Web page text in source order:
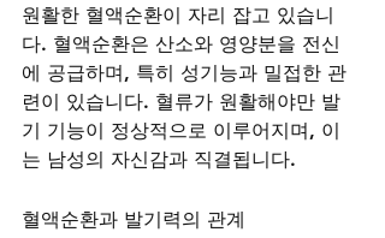
원활한 혈액순환이 자리 잡고 있습니
다. 혈액순환은 산소와 영양분을 전신
에 공급하며, 특히 성기능과 밀접한 관
련이 있습니다. 혈류가 원활해야만 발
기 기능이 정상적으로 이루어지며, 이
는 남성의 자신감과 직결됩니다.
혈액순환과 발기력의 관계